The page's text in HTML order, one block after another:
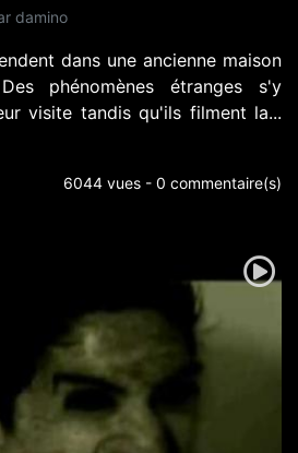
damino
dans une ancienne maison
phénomènes étranges s'y
visite tandis qu'ils filment la...
6044 vues - 0 commentaire(s)